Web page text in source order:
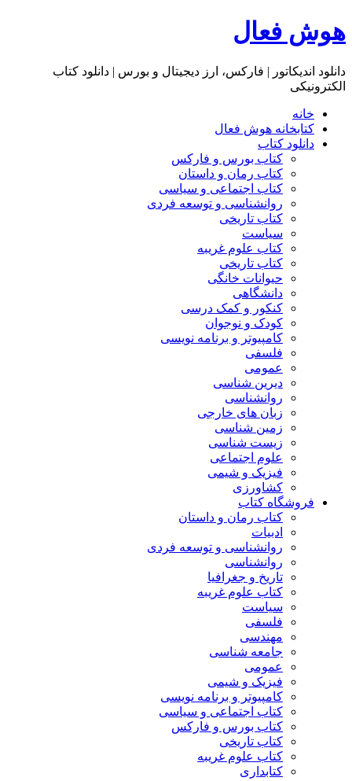
هوش فعال
دانلود اندیکاتور | فارکس، ارز دیجیتال و بورس | دانلود کتاب
الکترونیکی
خانه
کتابخانه هوش فعال
دانلود کتاب
کتاب بورس و فارکس
کتاب رمان و داستان
کتاب اجتماعی و سیاسی
روانشناسی و توسعه فردی
کتاب تاریخی
سیاست
کتاب علوم غریبه
کتاب تاریخی
حیوانات خانگی
دانشگاهی
کنکور و کمک‌ درسی
کودک و نوجوان
کامپیوتر و برنامه نویسی
فلسفی
عمومی
دیرین شناسی
روانشناسی
زبان های خارجی
زمین شناسی
زیست شناسی
علوم اجتماعی
فیزیک و شیمی
کشاورزی
فروشگاه کتاب
کتاب رمان و داستان
ادبیات
روانشناسی و توسعه فردی
روانشناسی
تاریخ و جغرافیا
کتاب علوم غریبه
سیاست
فلسفی
مهندسی
جامعه شناسی
عمومی
فیزیک و شیمی
کامپیوتر و برنامه نویسی
کتاب اجتماعی و سیاسی
کتاب بورس و فارکس
کتاب تاریخی
کتاب علوم غریبه
کتابداری